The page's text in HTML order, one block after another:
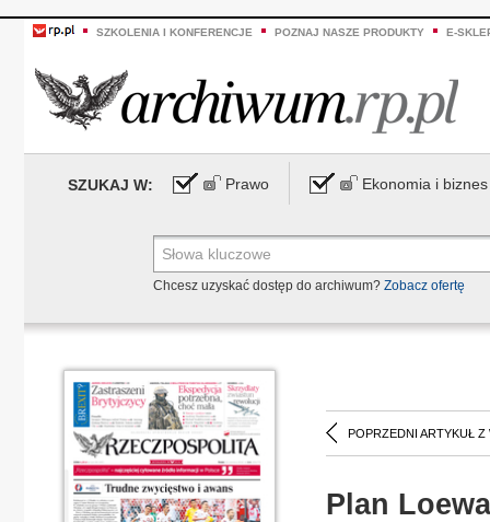
SZKOLENIA I KONFERENCJE POZNAJ NASZE PRODUKTY E-
SZUKAJ W: Prawo Ekonomia i biznes
Chcesz uzyskać dostęp do archiwum? Zobacz ofertę
POPRZEDNI ARTYKUŁ Z
Plan